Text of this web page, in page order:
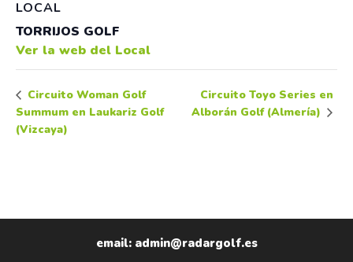
LOCAL
TORRIJOS GOLF
Ver la web del Local
Circuito Woman Golf
Summum en Laukariz Golf
(Vizcaya)
Circuito Toyo Series en
Alborán Golf (Almería)
email: admin@radargolf.es